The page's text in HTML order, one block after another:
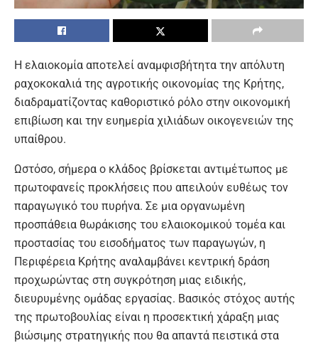
Η ελαιοκομία αποτελεί αναμφισβήτητα την απόλυτη
ραχοκοκαλιά της αγροτικής οικονομίας της Κρήτης,
διαδραματίζοντας καθοριστικό ρόλο στην οικονομική
επιβίωση και την ευημερία χιλιάδων οικογενειών της
υπαίθρου.
Ωστόσο, σήμερα ο κλάδος βρίσκεται αντιμέτωπος με
πρωτοφανείς προκλήσεις που απειλούν ευθέως τον
παραγωγικό του πυρήνα. Σε μια οργανωμένη
προσπάθεια θωράκισης του ελαιοκομικού τομέα και
προστασίας του εισοδήματος των παραγωγών, η
Περιφέρεια Κρήτης αναλαμβάνει κεντρική δράση
προχωρώντας στη συγκρότηση μιας ειδικής,
διευρυμένης ομάδας εργασίας. Βασικός στόχος αυτής
της πρωτοβουλίας είναι η προσεκτική χάραξη μιας
βιώσιμης στρατηγικής που θα απαντά πειστικά στα